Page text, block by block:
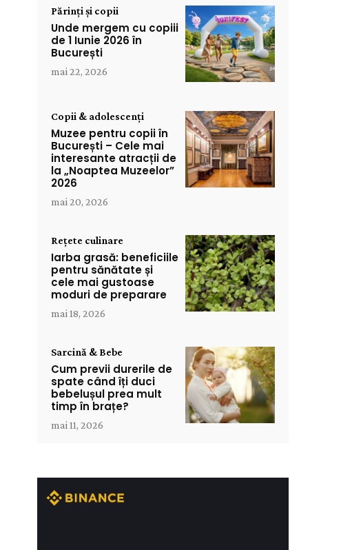
Părinți și copii
Unde mergem cu copiii
de 1 Iunie 2026 în
București
mai 22, 2026
Copii & adolescenți
Muzee pentru copii în
București – Cele mai
interesante atracții de
la „Noaptea Muzeelor”
2026
mai 20, 2026
Rețete culinare
Iarba grasă: beneficiile
pentru sănătate și
cele mai gustoase
moduri de preparare
mai 18, 2026
Sarcină & Bebe
Cum previi durerile de
spate când îți duci
bebelușul prea mult
timp în brațe?
mai 11, 2026